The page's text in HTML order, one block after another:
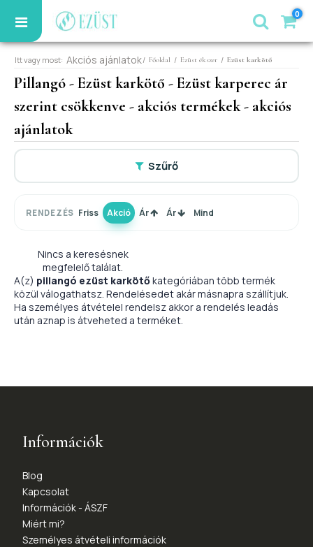
0
Itt vagy most: Akciós ajánlatok/ Főoldal / Ezüst ékszer / Ezüst karkötő
Pillangó - Ezüst karkötő - Ezüst karperec ár
szerint csökkenve - akciós termékek - akciós
ajánlatok
Szűrő
RENDEZÉS Friss Akció Ár Ár Mind
Nincs a keresésnek
megfelelő találat.
A(z) pillangó ezüst karkötőkategóriában több termék
közül válogathatsz. Rendelésedet akár másnapra szállítjuk.
Ha személyes átvételel rendelsz akkor a rendelés leadás
után aznap is átveheted a terméket.
Információk
Blog
Kapcsolat
Információk - ÁSZF
Miért mi?
Személyes átvételi információk